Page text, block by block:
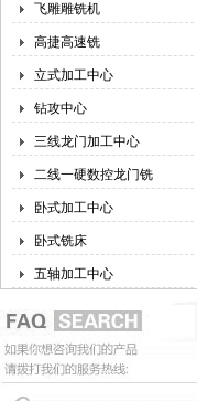
飞雕雕铣机
高捷高速铣
立式加工中心
钻攻中心
三线龙门加工中心
二线一硬数控龙门铣
卧式加工中心
卧式铣床
五轴加工中心